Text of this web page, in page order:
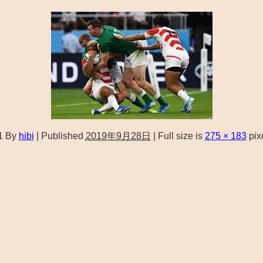
By hibi Published 2019年9月28日 Full size is 275 × 183